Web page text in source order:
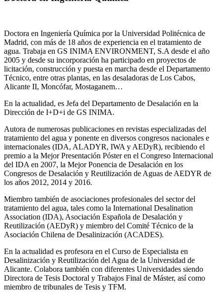
Doctora en Ingeniería Química por la Universidad Politécnica de
Madrid, con más de 18 años de experiencia en el tratamiento de
agua. Trabaja en GS INIMA ENVIRONMENT, S.A desde el año
2005 y desde su incorporación ha participado en proyectos de
licitación, construcción y puesta en marcha desde el Departamento
Técnico, entre otras plantas, en las desaladoras de Los Cabos,
Alicante II, Moncófar, Mostaganem…
En la actualidad, es Jefa del Departamento de Desalación en la
Dirección de I+D+i de GS INIMA.
Autora de numerosas publicaciones en revistas especializadas del
tratamiento del agua y ponente en diversos congresos nacionales e
internacionales (IDA, ALADYR, IWA y AEDyR), recibiendo el
premio a la Mejor Presentación Póster en el Congreso Internacional
del IDA en 2007, la Mejor Ponencia de Desalación en los
Congresos de Desalación y Reutilización de Aguas de AEDYR de
los años 2012, 2014 y 2016.
Miembro también de asociaciones profesionales del sector del
tratamiento del agua, tales como la International Desalination
Association (IDA), Asociación Española de Desalación y
Reutilización (AEDyR) y miembro del Comité Técnico de la
Asociación Chilena de Desalinización (ACADES).
En la actualidad es profesora en el Curso de Especialista en
Desalinización y Reutilización del Agua de la Universidad de
Alicante. Colabora también con diferentes Universidades siendo
Directora de Tesis Doctoral y Trabajos Final de Máster, así como
miembro de tribunales de Tesis y TFM.